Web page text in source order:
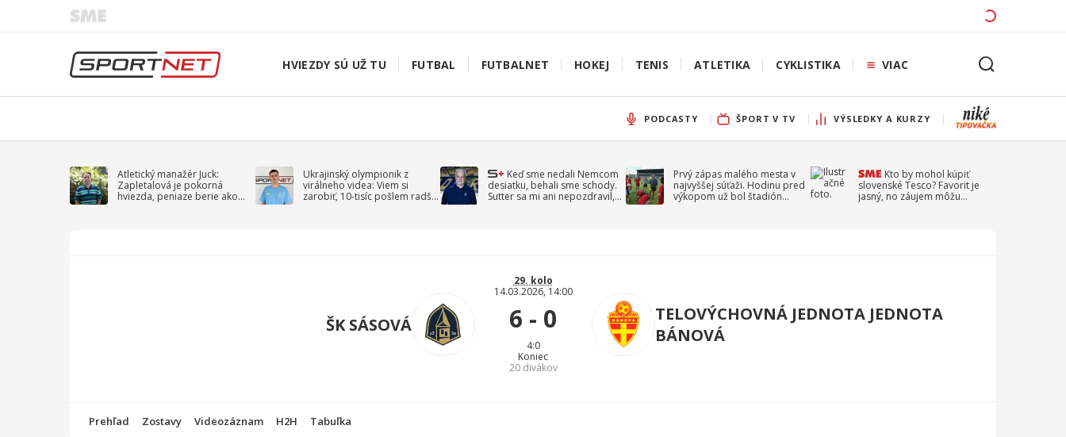
HVIEZDY SÚ UŽ TU FUTBAL FUTBALNET HOKEJ TENIS ATLETIKA CYKLISTIKA VIAC
PODCASTY ŠPORT V TV VÝSLEDKY A KURZY
Atletický manažér Juck:
Zapletalová je pokorná
hviezda, peniaze berie ako
Ukrajinský olympionik z
virálneho videa: Viem si
zarobiť, 10-tisíc pošlem radšej
Keď sme nedali Nemcom
desiatku, behali sme schody.
Sutter sa mi ani nepozdravil,
Prvý zápas malého mesta v
najvyššej súťaži. Hodinu pred
výkopom už bol štadión
Kto by mohol kúpiť
slovenské Tesco? Favorit je
jasný, no záujem môžu
ŠK SÁSOVÁ
29. kolo
14.03.2026, 14:00
6 - 0
4:0
Koniec
20divákov
TELOVÝCHOVNÁ JEDNOTA JEDNOTA
BÁNOVÁ
Prehľad Zostavy Videozáznam H2H Tabuľka